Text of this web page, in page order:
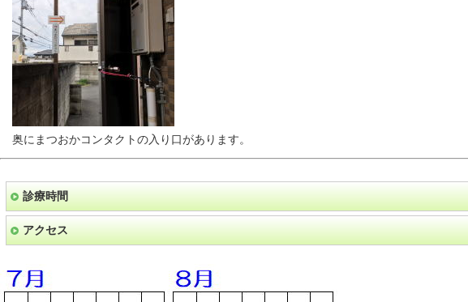
奥にまつおかコンタクトの入り口があります。
診療時間
アクセス